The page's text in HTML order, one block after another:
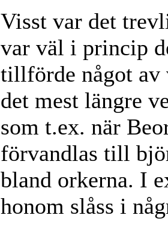
Visst var det
var väl i princip
tillförde något av
det mest längre
som t.ex. när
förvandlas till
bland orkerna. I
honom slåss i